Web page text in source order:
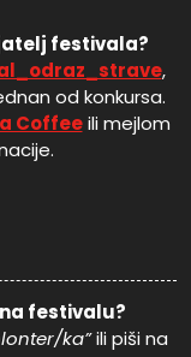
festivala?
,
od konkursa.
Coffeeili mejlom
festivalu?
ka”ili piši na